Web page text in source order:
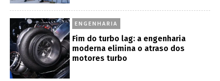
ENGENHARIA
Fim do turbo lag: a engenharia
moderna elimina o atraso dos
motores turbo